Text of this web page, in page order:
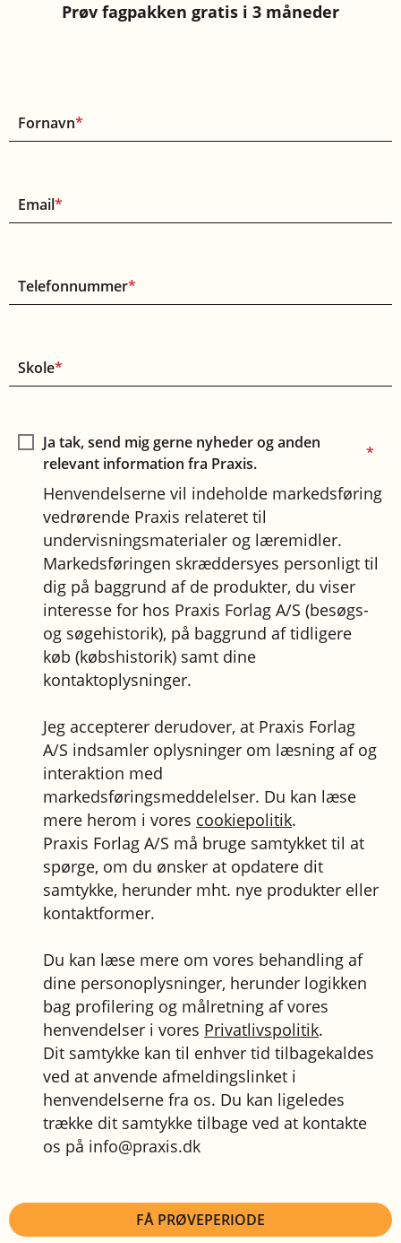
Prøv fagpakken gratis i 3 måneder
Fornavn*
Email*
Telefonnummer*
Skole*
Ja tak, send mig gerne nyheder og anden
relevant information fra Praxis.
*
Henvendelserne vil indeholde markedsføring
vedrørende Praxis relateret til
undervisningsmaterialer og læremidler.
Markedsføringen skræddersyes personligt til
dig på baggrund af de produkter, du viser
interesse for hos Praxis Forlag A/S (besøgs-
og søgehistorik), på baggrund af tidligere
køb (købshistorik) samt dine
kontaktoplysninger.
Jeg accepterer derudover, at Praxis Forlag
A/S indsamler oplysninger om læsning af og
interaktion med
markedsføringsmeddelelser. Du kan læse
mere herom i vores cookiepolitik.
Praxis Forlag A/S må bruge samtykket til at
spørge, om du ønsker at opdatere dit
samtykke, herunder mht. nye produkter eller
kontaktformer.
Du kan læse mere om vores behandling af
dine personoplysninger, herunder logikken
bag profilering og målretning af vores
henvendelser i vores Privatlivspolitik.
Dit samtykke kan til enhver tid tilbagekaldes
ved at anvende afmeldingslinket i
henvendelserne fra os. Du kan ligeledes
trække dit samtykke tilbage ved at kontakte
os på info@praxis.dk